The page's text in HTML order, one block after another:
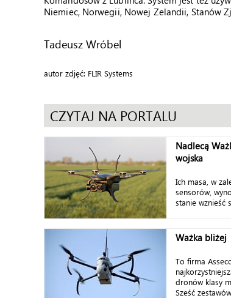
Niemiec, Norwegii, Nowej Zelandii, Stanów
Tadeusz Wróbel
autor zdjęć: FLIR Systems
CZYTAJ NA PORTALU
Nadlecą
wojska
Ich masa, w
sensorów,
stanie wznieść
Ważka bliżej
To firma
dronów klasy
Sześć